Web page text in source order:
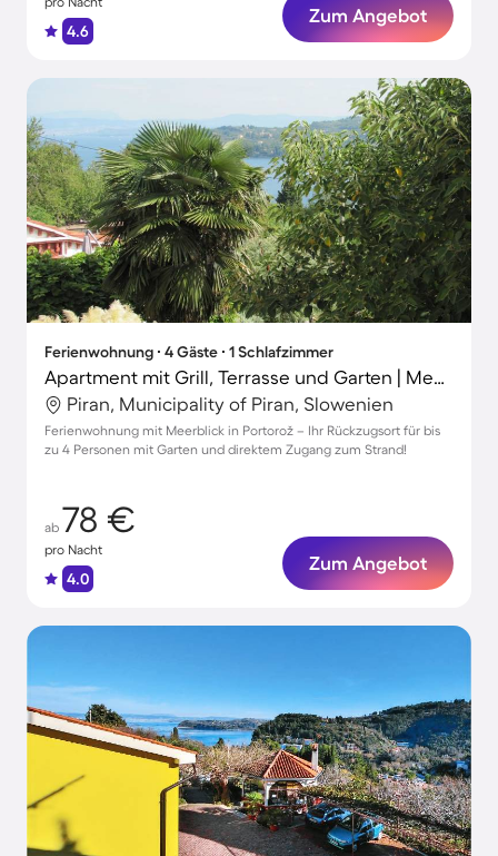
4.6
Zum Angebot
Ferienwohnung ∙ 4 Gäste ∙ 1 Schlafzimmer
Apartment mit Grill, Terrasse und Garten | Meerblick
Piran, Municipality of Piran, Slowenien
Ferienwohnung mit Meerblick in Portorož – Ihr Rückzugsort für bis
zu 4 Personen mit Garten und direktem Zugang zum Strand!
ab 78 €
pro Nacht
4.0
Zum Angebot